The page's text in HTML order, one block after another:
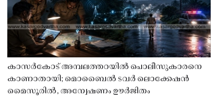
കാസർകോട് അമ്പലത്തറയിൽ പൊലീസുകാരനെ
കാണാതായി; മൊബൈൽ ടവർ ലൊക്കേഷൻ
മൈസൂരിൽ, അന്വേഷണം ഊർജിതം